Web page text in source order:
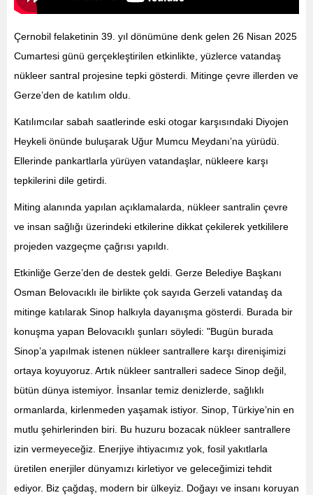
Çernobil felaketinin 39. yıl dönümüne denk gelen 26 Nisan 2025
Cumartesi günü gerçekleştirilen etkinlikte, yüzlerce vatandaş
nükleer santral projesine tepki gösterdi. Mitinge çevre illerden ve
Gerze’den de katılım oldu.
Katılımcılar sabah saatlerinde eski otogar karşısındaki Diyojen
Heykeli önünde buluşarak Uğur Mumcu Meydanı’na yürüdü.
Ellerinde pankartlarla yürüyen vatandaşlar, nükleere karşı
tepkilerini dile getirdi.
Miting alanında yapılan açıklamalarda, nükleer santralin çevre
ve insan sağlığı üzerindeki etkilerine dikkat çekilerek yetkililere
projeden vazgeçme çağrısı yapıldı.
Etkinliğe Gerze’den de destek geldi. Gerze Belediye Başkanı
Osman Belovacıklı ile birlikte çok sayıda Gerzeli vatandaş da
mitinge katılarak Sinop halkıyla dayanışma gösterdi. Burada bir
konuşma yapan Belovacıklı şunları söyledi: "Bugün burada
Sinop’a yapılmak istenen nükleer santrallere karşı direnişimizi
ortaya koyuyoruz. Artık nükleer santralleri sadece Sinop değil,
bütün dünya istemiyor. İnsanlar temiz denizlerde, sağlıklı
ormanlarda, kirlenmeden yaşamak istiyor. Sinop, Türkiye’nin en
mutlu şehirlerinden biri. Bu huzuru bozacak nükleer santrallere
izin vermeyeceğiz. Enerjiye ihtiyacımız yok, fosil yakıtlarla
üretilen enerjiler dünyamızı kirletiyor ve geleceğimizi tehdit
ediyor. Biz çağdaş, modern bir ülkeyiz. Doğayı ve insanı koruyan